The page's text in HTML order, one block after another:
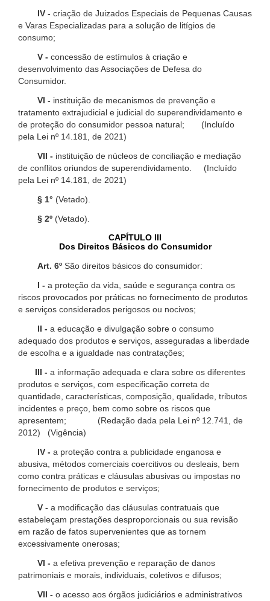
IV - criação de Juizados Especiais de Pequenas Causas
e Varas Especializadas para a solução de litígios de
consumo;
V - concessão de estímulos à criação e
desenvolvimento das Associações de Defesa do
Consumidor.
VI - instituição de mecanismos de prevenção e
tratamento extrajudicial e judicial do superendividamento e
de proteção do consumidor pessoa natural; (Incluído
pela Lei nº 14.181, de 2021)
VII - instituição de núcleos de conciliação e mediação
de conflitos oriundos de superendividamento. (Incluído
pela Lei nº 14.181, de 2021)
§ 1° (Vetado).
§ 2º (Vetado).
CAPÍTULO III
Dos Direitos Básicos do Consumidor
Art. 6º São direitos básicos do consumidor:
I - a proteção da vida, saúde e segurança contra os
riscos provocados por práticas no fornecimento de produtos
e serviços considerados perigosos ou nocivos;
II - a educação e divulgação sobre o consumo
adequado dos produtos e serviços, asseguradas a liberdade
de escolha e a igualdade nas contratações;
III - a informação adequada e clara sobre os diferentes
produtos e serviços, com especificação correta de
quantidade, características, composição, qualidade, tributos
incidentes e preço, bem como sobre os riscos que
apresentem; (Redação dada pela Lei nº 12.741, de
2012) (Vigência)
IV - a proteção contra a publicidade enganosa e
abusiva, métodos comerciais coercitivos ou desleais, bem
como contra práticas e cláusulas abusivas ou impostas no
fornecimento de produtos e serviços;
V - a modificação das cláusulas contratuais que
estabeleçam prestações desproporcionais ou sua revisão
em razão de fatos supervenientes que as tornem
excessivamente onerosas;
VI - a efetiva prevenção e reparação de danos
patrimoniais e morais, individuais, coletivos e difusos;
VII - o acesso aos órgãos judiciários e administrativos